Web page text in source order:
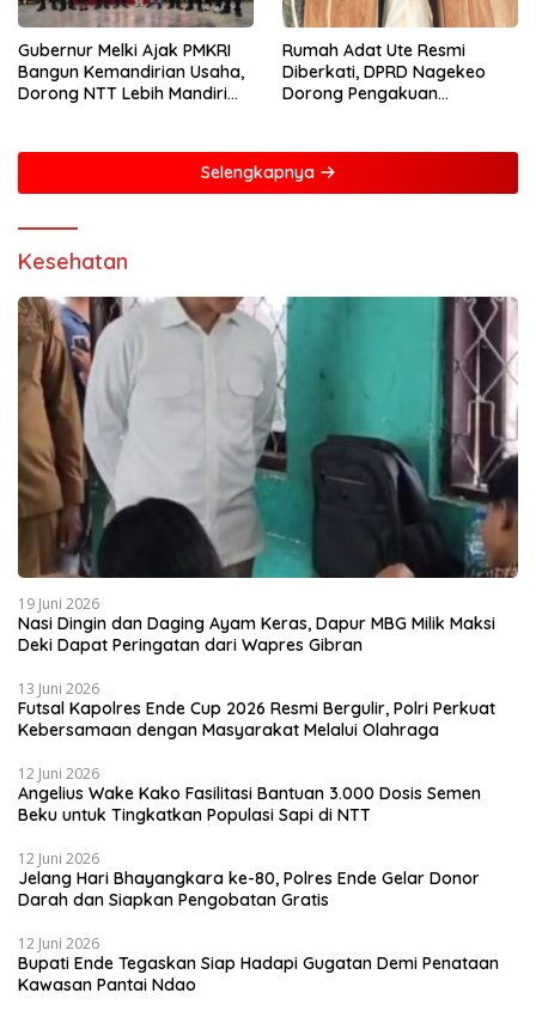
Gubernur Melki Ajak PMKRI
Bangun Kemandirian Usaha,
Dorong NTT Lebih Mandiri
Rumah Adat Ute Resmi
Diberkati, DPRD Nagekeo
Dorong Pengakuan
Selengkapnya
Kesehatan
19 Juni 2026
Nasi Dingin dan Daging Ayam Keras, Dapur MBG Milik Maksi
Deki Dapat Peringatan dari Wapres Gibran
13 Juni 2026
Futsal Kapolres Ende Cup 2026 Resmi Bergulir, Polri Perkuat
Kebersamaan dengan Masyarakat Melalui Olahraga
12 Juni 2026
Angelius Wake Kako Fasilitasi Bantuan 3.000 Dosis Semen
Beku untuk Tingkatkan Populasi Sapi di NTT
12 Juni 2026
Jelang Hari Bhayangkara ke-80, Polres Ende Gelar Donor
Darah dan Siapkan Pengobatan Gratis
12 Juni 2026
Bupati Ende Tegaskan Siap Hadapi Gugatan Demi Penataan
Kawasan Pantai Ndao